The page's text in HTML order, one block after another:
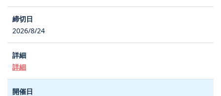
2026/8/24
詳細